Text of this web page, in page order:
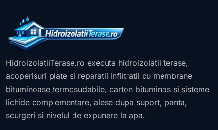
HidroizolatiiTerase.ro executa hidroizolatii terase,
acoperisuri plate si reparatii infiltratii cu membrane
bituminoase termosudabile, carton bituminos si sisteme
lichide complementare, alese dupa suport, panta,
scurgeri si nivelul de expunere la apa.